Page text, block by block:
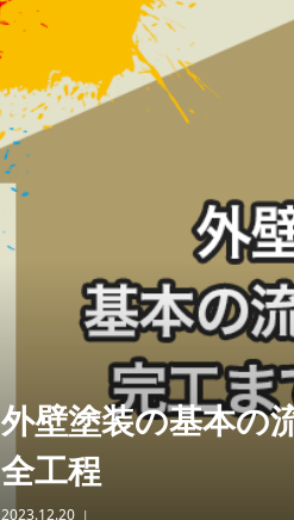
外壁塗装の基本の
全工程
2023.12.20